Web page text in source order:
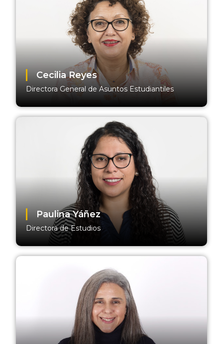
Cecilia Reyes
Directora General de Asuntos Estudiantiles
Paulina Yáñez
Directora de Estudios